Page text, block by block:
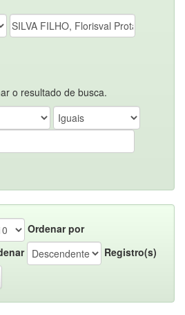
o resultado de busca.
Ordenar por
Registro(s)